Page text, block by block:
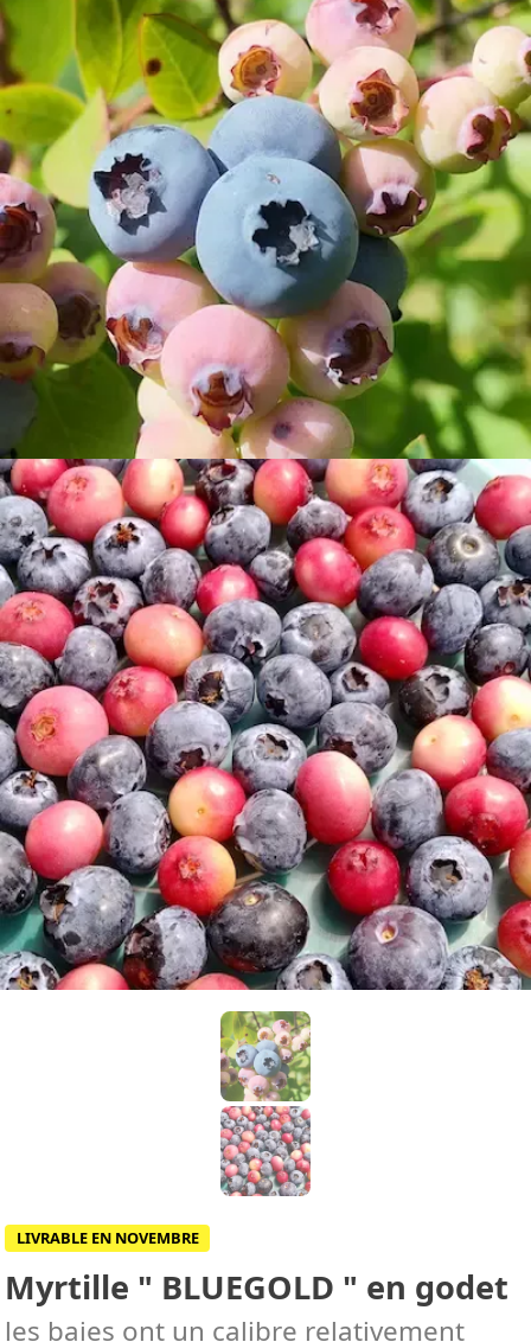
LIVRABLE EN NOVEMBRE
Myrtille " BLUEGOLD " en godet
les baies ont un calibre relativement